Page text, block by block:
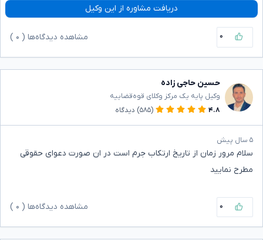
دریافت مشاوره از این وکیل
۰ مشاهده دیدگاه‌ها ( ۰
حسین حاجی زاده
وکیل پایه یک مرکز وکلای قوه‌قضاییه
۴.۸
(۵۸۵) دیدگاه
۵ سال پیش
سلام مرور زمان از تاریخ ارتکاب جرم است در ان صورت دعوای حقوقی
مطرح نمایید
۰ مشاهده دیدگاه‌ها ( ۰